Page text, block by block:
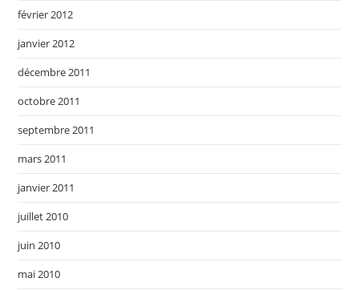
février 2012
janvier 2012
décembre 2011
octobre 2011
septembre 2011
mars 2011
janvier 2011
juillet 2010
juin 2010
mai 2010